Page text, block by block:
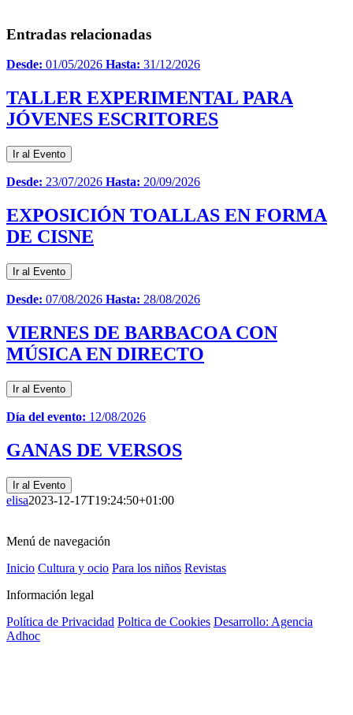
Entradas relacionadas
Desde: 01/05/2026 Hasta: 31/12/2026
TALLER EXPERIMENTAL PARA
JÓVENES ESCRITORES
Ir al Evento
Desde: 23/07/2026 Hasta: 20/09/2026
EXPOSICIÓN TOALLAS EN FORMA
DE CISNE
Ir al Evento
Desde: 07/08/2026 Hasta: 28/08/2026
VIERNES DE BARBACOA CON
MÚSICA EN DIRECTO
Ir al Evento
Día del evento: 12/08/2026
GANAS DE VERSOS
Ir al Evento
elisa2023-12-17T19:24:50+01:00
Menú de navegación
Inicio Cultura y ocio Para los niños Revistas
Información legal
Política de Privacidad Poltica de Cookies Desarrollo: Agencia
Adhoc